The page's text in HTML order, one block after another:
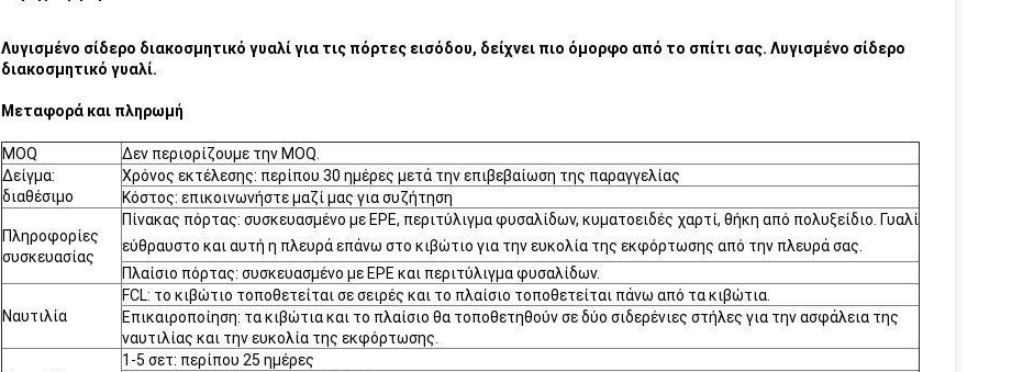
Λυγισμένο σίδερο διακοσμητικό γυαλί για τις πόρτες εισόδου, δείχνει πιο όμορφο από το σπίτι σας. Λυγισμένο σίδερο
διακοσμητικό γυαλί.
Μεταφορά και πληρωμή
MOQ
Δεν περιορίζουμε την MOQ.
Δείγμα:
διαθέσιμο
Χρόνος εκτέλεσης: περίπου 30 ημέρες μετά την επιβεβαίωση της παραγγελίας
Κόστος: επικοινωνήστε μαζί μας για συζήτηση
Πληροφορίες
συσκευασίας
Πίνακας πόρτας: συσκευασμένο με EPE, περιτύλιγμα φυσαλίδων, κυματοειδές χαρτί, θήκη από πολυξείδιο. Γυαλί
εύθραυστο και αυτή η πλευρά επάνω στο κιβώτιο για την ευκολία της εκφόρτωσης από την πλευρά σας.
Πλαίσιο πόρτας: συσκευασμένο με EPE και περιτύλιγμα φυσαλίδων.
Ναυτιλία
FCL: το κιβώτιο τοποθετείται σε σειρές και το πλαίσιο τοποθετείται πάνω από τα κιβώτια.
Επικαιροποίηση: τα κιβώτια και το πλαίσιο θα τοποθετηθούν σε δύο σιδερένιες στήλες για την ασφάλεια της
ναυτιλίας και την ευκολία της εκφόρτωσης.
1-5 σετ: περίπου 25 ημέρες